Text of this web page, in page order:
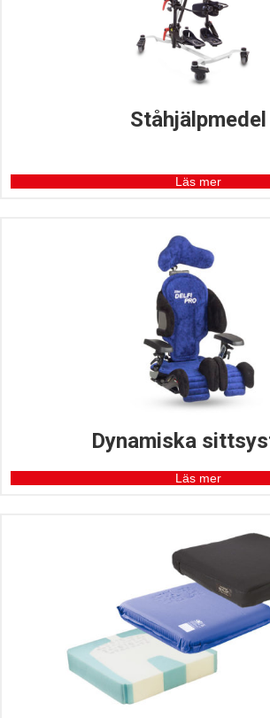
Ståhjälpmedel
Läs mer
Dynamiska
Läs mer